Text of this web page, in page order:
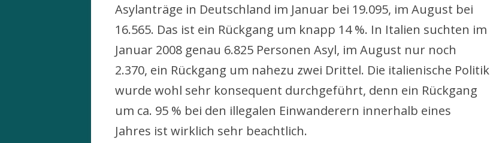
Asylanträge in Deutschland im Januar bei 19.095, im August bei
16.565. Das ist ein Rückgang um knapp 14 %. In Italien suchten im
Januar 2008 genau 6.825 Personen Asyl, im August nur noch
2.370, ein Rückgang um nahezu zwei Drittel. Die italienische Politik
wurde wohl sehr konsequent durchgeführt, denn ein Rückgang
um ca. 95 % bei den illegalen Einwanderern innerhalb eines
Jahres ist wirklich sehr beachtlich.